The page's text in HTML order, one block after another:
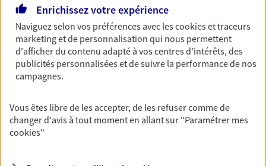
Santé
Couvrez vos dépenses de santé ainsi que celles de
votre famille avec la complémentaire santé qui
vous ressemble.
Pour un avenir serein, assurez-vous avec notre
contrat prévoyance. Préservez vos proches en cas
d'accident ou de maladie en optant pour les
Enrichissez votre expérience
Naviguez selon vos préférences avec lescookies et traceurs
marketing et de personnalisation qui nous permettent
d'afficher du contenu adapté à vos centres d'intérêts, des
publicités personnalisées et de suivre la performance de nos
campagnes.
Vous êtes libre de les accepter, de les refuser comme de
changer d'avis à tout moment en allant sur "Paramétrer mes
cookies"